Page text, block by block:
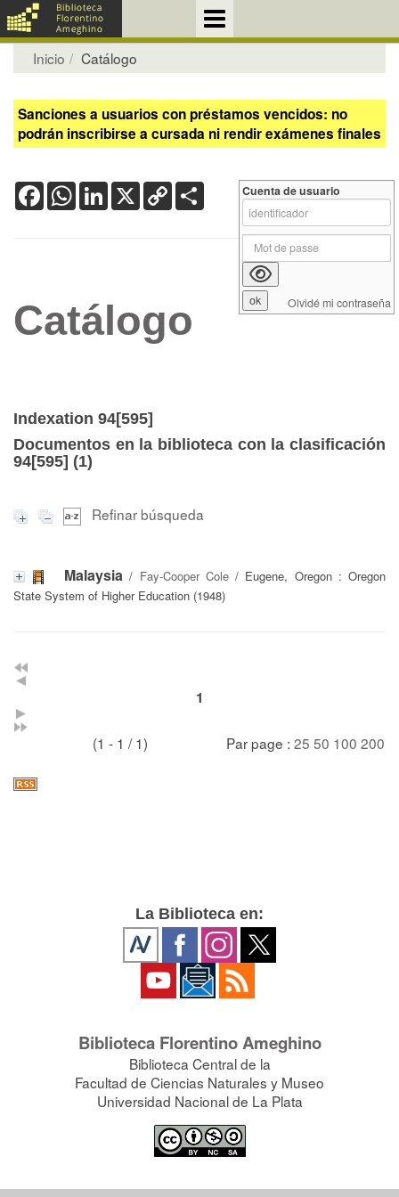
Inicio Catálogo
Sanciones a usuarios con préstamos vencidos: no
podrán inscribirse a cursada ni rendir exámenes finales
FacebookWhatsApp
LinkedIn
X Copy
Link
Catálogo
Indexation 94[595]
Documentos en la biblioteca con la clasificación
94[595] (1)
Refinar búsqueda
Malaysia / Fay-Cooper Cole/ Eugene, Oregon : Oregon
State System of Higher Education (1948)
1
(1 - 1 / 1) Par page : 25 50 100 200
Cuenta de usuario
Olvidé mi contraseña
La Biblioteca en:
Biblioteca Florentino Ameghino
Biblioteca Central de la
Facultad de Ciencias Naturales y Museo
Universidad Nacional de La Plata